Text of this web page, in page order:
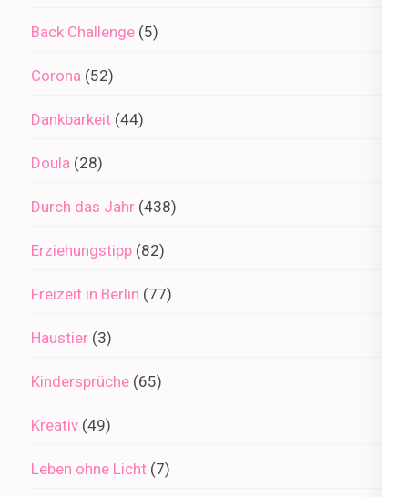
Back Challenge (5)
Corona (52)
Dankbarkeit (44)
Doula (28)
Durch das Jahr (438)
Erziehungstipp (82)
Freizeit in Berlin (77)
Haustier (3)
Kindersprüche (65)
Kreativ (49)
Leben ohne Licht (7)